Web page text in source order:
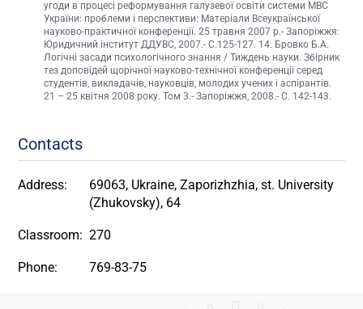
угоди в процесі реформування галузевої освіти системи МВС
України: проблеми і перспективи: Матеріали Всеукраїнської
науково-практичної конференції. 25 травня 2007 р.- Запоріжжя:
Юридичний інститут ДДУВС, 2007.- С.125-127. 14. Бровко Б.А.
Логічні засади психологічного знання / Тиждень науки. Збірник
тез доповідей щорічної науково-технічної конференції серед
студентів, викладачів, науковців, молодих учених і аспірантів.
21 – 25 квітня 2008 року. Том 3.- Запоріжжя, 2008.- С. 142-143.
Contacts
Address:
69063, Ukraine, Zaporizhzhia, st. University
(Zhukovsky), 64
Classroom: 270
Phone: 769-83-75